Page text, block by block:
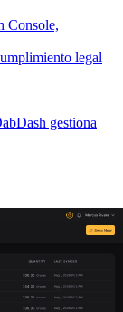
Console,
legal
gestiona